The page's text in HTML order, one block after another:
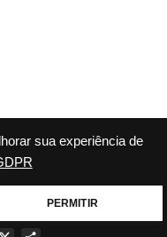
sua experiência de
PERMITIR